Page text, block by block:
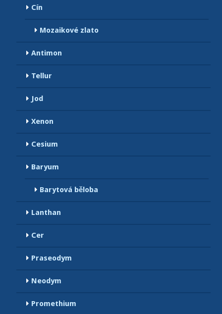
Cín
Mozaikové zlato
Antimon
Tellur
Jod
Xenon
Cesium
Baryum
Barytová běloba
Lanthan
Cer
Praseodym
Neodym
Promethium